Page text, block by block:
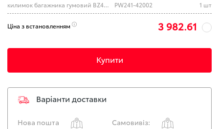
килимок багажника гумовий BZ4X (TOYOTA) PW241-42002 1 шт
Ціна з встановленням 3 982.61
Купити
Варіанти доставки
Нова пошта
Самовивіз: